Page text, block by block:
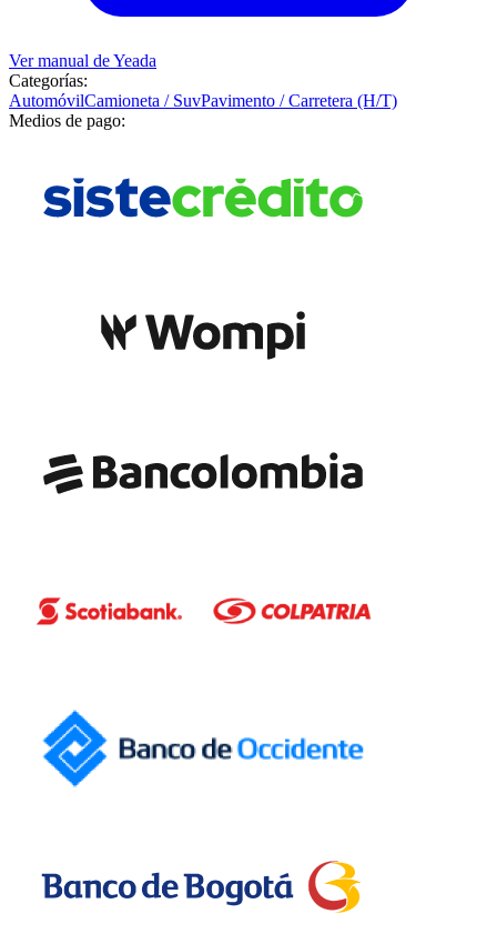
Ver manual deYeada
Categorías:
AutomóvilCamioneta / SuvPavimento / Carretera (H/T)
Medios de pago: